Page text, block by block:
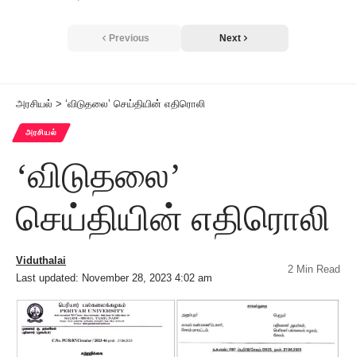
Previous Next
அரசியல் > ‘விடுதலை’ செய்தியின் எதிரொலி
அரசியல்
‘விடுதலை’
செய்தியின் எதிரொலி
Last updated: November 28, 2023 4:02 am
Viduthalai
2 Min Read